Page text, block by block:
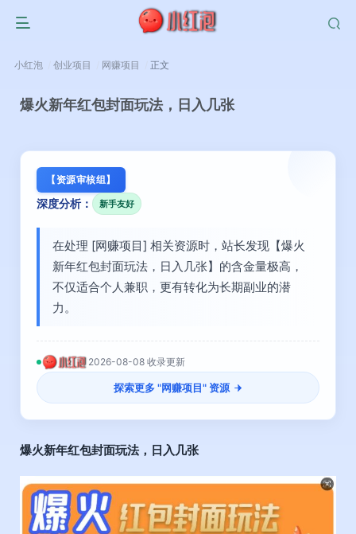
小红泡 创业项目 网赚项目 正文
爆火新年红包封面玩法，日入几张
【资源审核组】
深度分析： 新手友好
在处理 [网赚项目] 相关资源时，站长发现【爆火
新年红包封面玩法，日入几张】的含金量极高，
不仅适合个人兼职，更有转化为长期副业的潜
力。
2026-08-08 收录更新
探索更多 "网赚项目" 资源
爆火新年红包封面玩法，日入几张